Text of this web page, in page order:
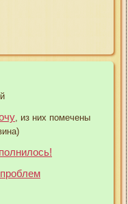
, из них помечены